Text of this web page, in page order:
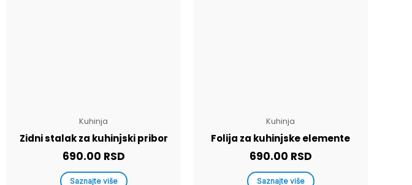
Kuhinja
Zidni stalak za kuhinjski pribor
690.00 RSD
Saznajte više
Kuhinja
Folija za kuhinjske elemente
690.00 RSD
Saznajte više